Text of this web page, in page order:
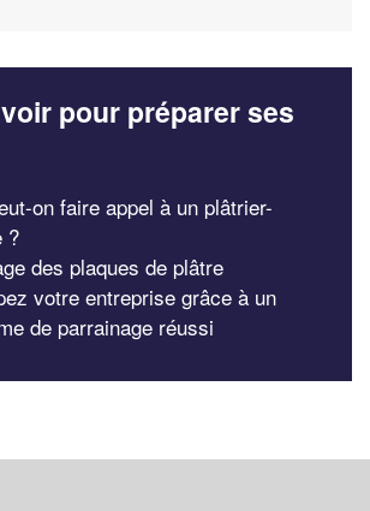
pour préparer ses
on faire appel à un plâtrier-
?
des plaques de plâtre
votre entreprise grâce à un
de parrainage réussi